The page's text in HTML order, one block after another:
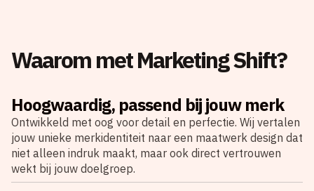
Waarom met Marketing Shift?
Hoogwaardig, passend bij jouw merk
Ontwikkeld met oog voor detail en perfectie. Wij vertalen
jouw unieke merkidentiteit naar een maatwerk design dat
niet alleen indruk maakt, maar ook direct vertrouwen
wekt bij jouw doelgroep.